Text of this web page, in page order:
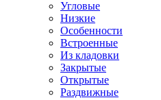
Угловые
Низкие
Особенности
Встроенные
Из кладовки
Закрытые
Открытые
Раздвижные